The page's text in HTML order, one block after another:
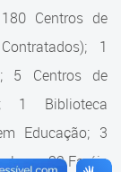
Centros de
1
5 Centros de
1 Biblioteca
Educação; 3
32 Faróis